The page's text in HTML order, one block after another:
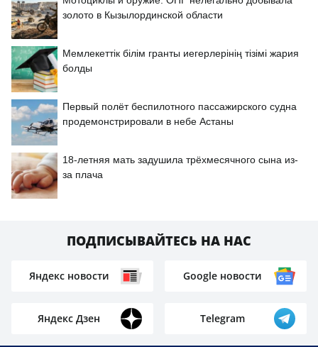
золото в Кызылординской области
Мемлекеттік білім гранты иегерлерінің тізімі жария
болды
Первый полёт беспилотного пассажирского судна
продемонстрировали в небе Астаны
18-летняя мать задушила трёхмесячного сына из-
за плача
ПОДПИСЫВАЙТЕСЬ НА НАС
Яндекс новости Google новости
Яндекс Дзен Telegram